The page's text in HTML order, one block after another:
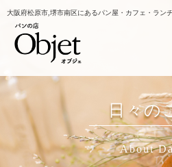
大阪府松原市,堺市南区にあるパン屋・カフェ・ラン
日々の
About